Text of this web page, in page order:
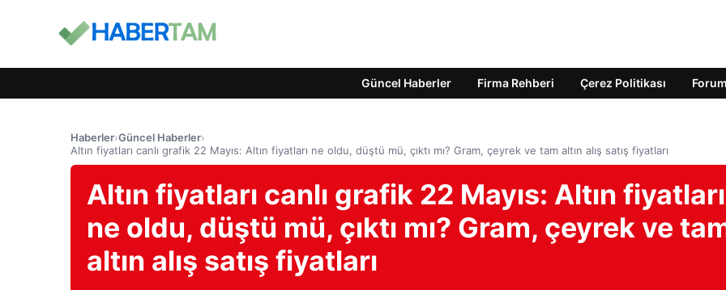
Güncel Haberler Firma Rehberi Çerez Politikası Forum
Haberler›Güncel Haberler›
Altın fiyatları canlı grafik 22 Mayıs: Altın fiyatları ne oldu, düştü mü, çıktı mı? Gram, çeyrek ve tam altın alış satış fiyatları
Altın fiyatları canlı grafik 22 Mayıs: Altın fiyatları
ne oldu, düştü mü, çıktı mı? Gram, çeyrek ve
altın alış satış fiyatları